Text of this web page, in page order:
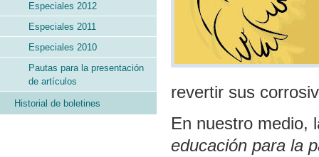
revertir sus
En nuestro medio,
educación para la
Especiales 2012
Especiales 2011
Especiales 2010
Pautas para la presentación
de artículos
Historial de boletines